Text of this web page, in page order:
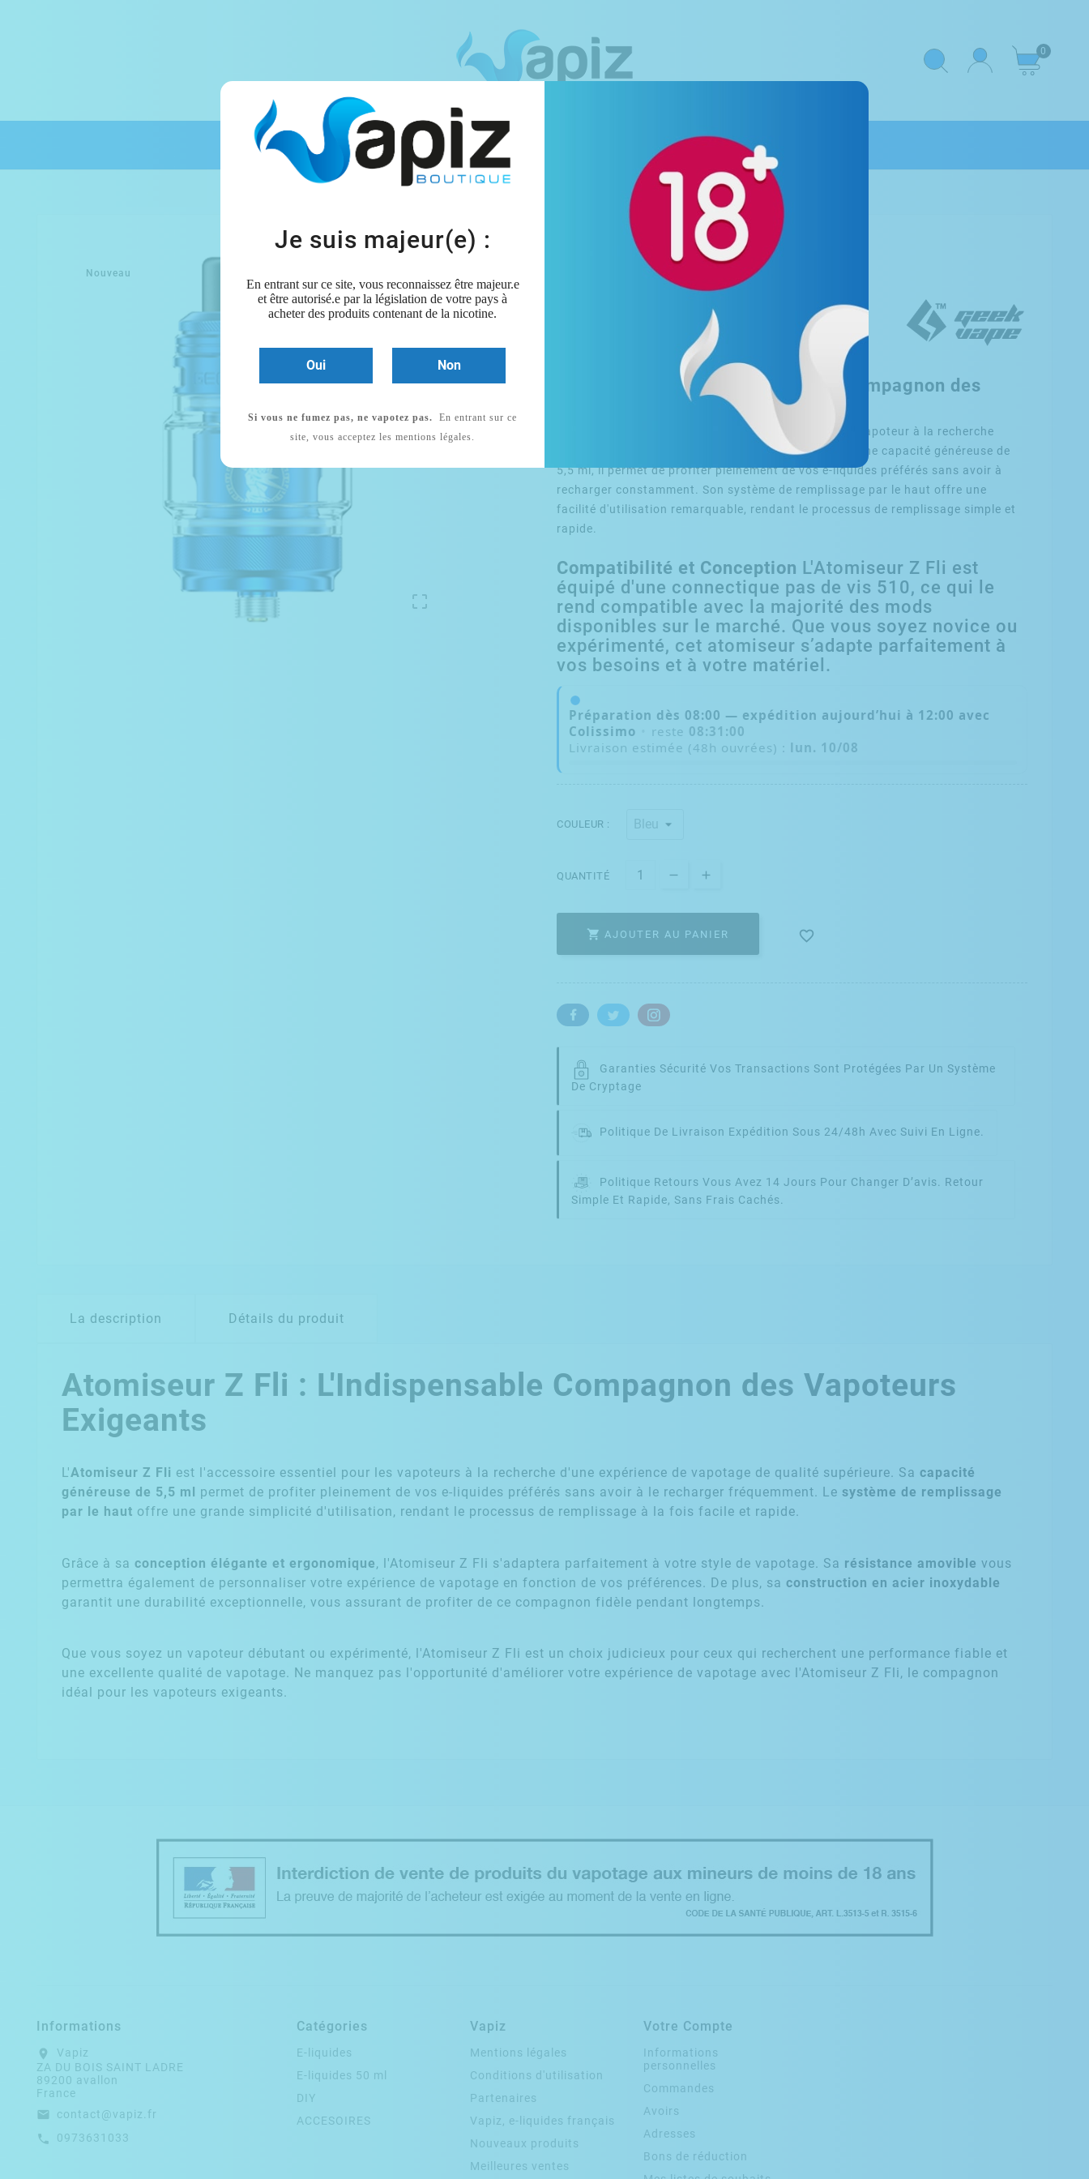
Je suis majeur(e) :
En entrant sur ce site, vous reconnaissez être majeur.e
et être autorisé.e par la législation de votre pays à
acheter des produits contenant de la nicotine.
Oui Non
Si vous ne fumez pas, ne vapotez pas. En entrant sur ce
site, vous acceptez les mentions légales.
0
E-LIQUIDES DIY
PACKS
MARQUES
Atomiseur z fli- geekvap
Nouveau

Atomiseur Z Fli- Geekvap
Derniers articles en stock
Atomiseur Z Fli : L'Indispensable Compagnon des
Vapoteurs Exigeants
L'Atomiseur Z Fli est l'outil incontournable pour tout vapoteur à la recherche
d'une expérience de vapotage haut de gamme. Avec une capacité généreuse de
5,5 ml, il permet de profiter pleinement de vos e-liquides préférés sans avoir à
recharger constamment. Son système de remplissage par le haut offre une
facilité d'utilisation remarquable, rendant le processus de remplissage simple et
rapide.
Compatibilité et Conception L'Atomiseur Z Fli est
équipé d'une connectique pas de vis 510, ce qui le
rend compatible avec la majorité des mods
disponibles sur le marché. Que vous soyez novice ou
expérimenté, cet atomiseur s’adapte parfaitement à
vos besoins et à votre matériel.
Préparation dès 08:00 — expédition aujourd’hui à 12:00 avec
Colissimo
reste 08:30:59
Livraison estimée (48h ouvrées) : lun. 10/08
COULEUR :
QUANTITÉ
 AJOUTER AU PANIER 
Garanties Sécurité Vos Transactions Sont Protégées Par Un Système
De Cryptage
Politique De Livraison Expédition Sous 24/48h Avec Suivi En Ligne.
Politique Retours Vous Avez 14 Jours Pour Changer D’avis. Retour
Simple Et Rapide, Sans Frais Cachés.
La description Détails du produit
Atomiseur Z Fli : L'Indispensable Compagnon des Vapoteurs
Exigeants
L'Atomiseur Z Fli est l'accessoire essentiel pour les vapoteurs à la recherche d'une expérience de vapotage de qualité supérieure. Sa capacité
généreuse de 5,5 ml permet de profiter pleinement de vos e-liquides préférés sans avoir à le recharger fréquemment. Le système de remplissage
par le haut offre une grande simplicité d'utilisation, rendant le processus de remplissage à la fois facile et rapide.
Grâce à sa conception élégante et ergonomique, l'Atomiseur Z Fli s'adaptera parfaitement à votre style de vapotage. Sa résistance amovible vous
permettra également de personnaliser votre expérience de vapotage en fonction de vos préférences. De plus, sa construction en acier inoxydable
garantit une durabilité exceptionnelle, vous assurant de profiter de ce compagnon fidèle pendant longtemps.
Que vous soyez un vapoteur débutant ou expérimenté, l'Atomiseur Z Fli est un choix judicieux pour ceux qui recherchent une performance fiable et
une excellente qualité de vapotage. Ne manquez pas l'opportunité d'améliorer votre expérience de vapotage avec l'Atomiseur Z Fli, le compagnon
idéal pour les vapoteurs exigeants.
Informations
location_on
Vapiz
ZA DU BOIS SAINT LADRE
89200 avallon
France
email contact@vapiz.fr
call 0973631033
Catégories
E-liquides
E-liquides 50 ml
DIY
ACCESOIRES
Vapiz
Mentions légales
Conditions d'utilisation
Partenaires
Vapiz, e-liquides français
Nouveaux produits
Meilleures ventes
Votre Compte
Informations
personnelles
Commandes
Avoirs
Adresses
Bons de réduction